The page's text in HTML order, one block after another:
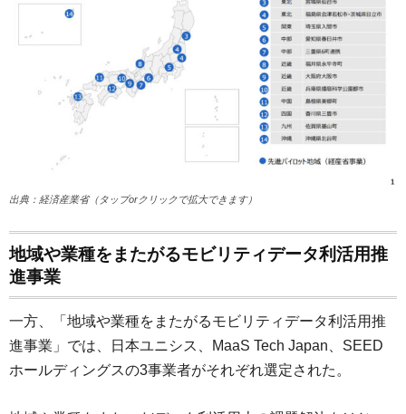
出典：経済産業省（タップorクリックで拡大できます）
地域や業種をまたがるモビリティデータ利活用推
進事業
一方、「地域や業種をまたがるモビリティデータ利活用推
進事業」では、日本ユニシス、MaaS Tech Japan、SEED
ホールディングスの3事業者がそれぞれ選定された。